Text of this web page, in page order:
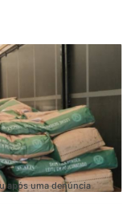
após uma denúncia